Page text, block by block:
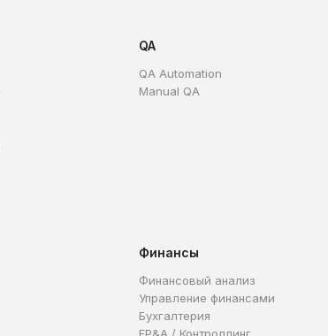
QA
QA Automation
Manual QA
Финансы
Финансовый анализ
Управление финансами
Бухгалтерия